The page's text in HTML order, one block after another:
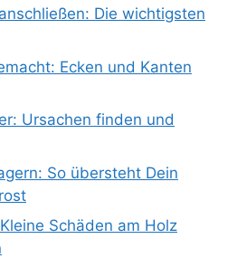
Die wichtigsten
Ecken und Kanten
Ursachen finden und
So übersteht Dein
Schäden am Holz